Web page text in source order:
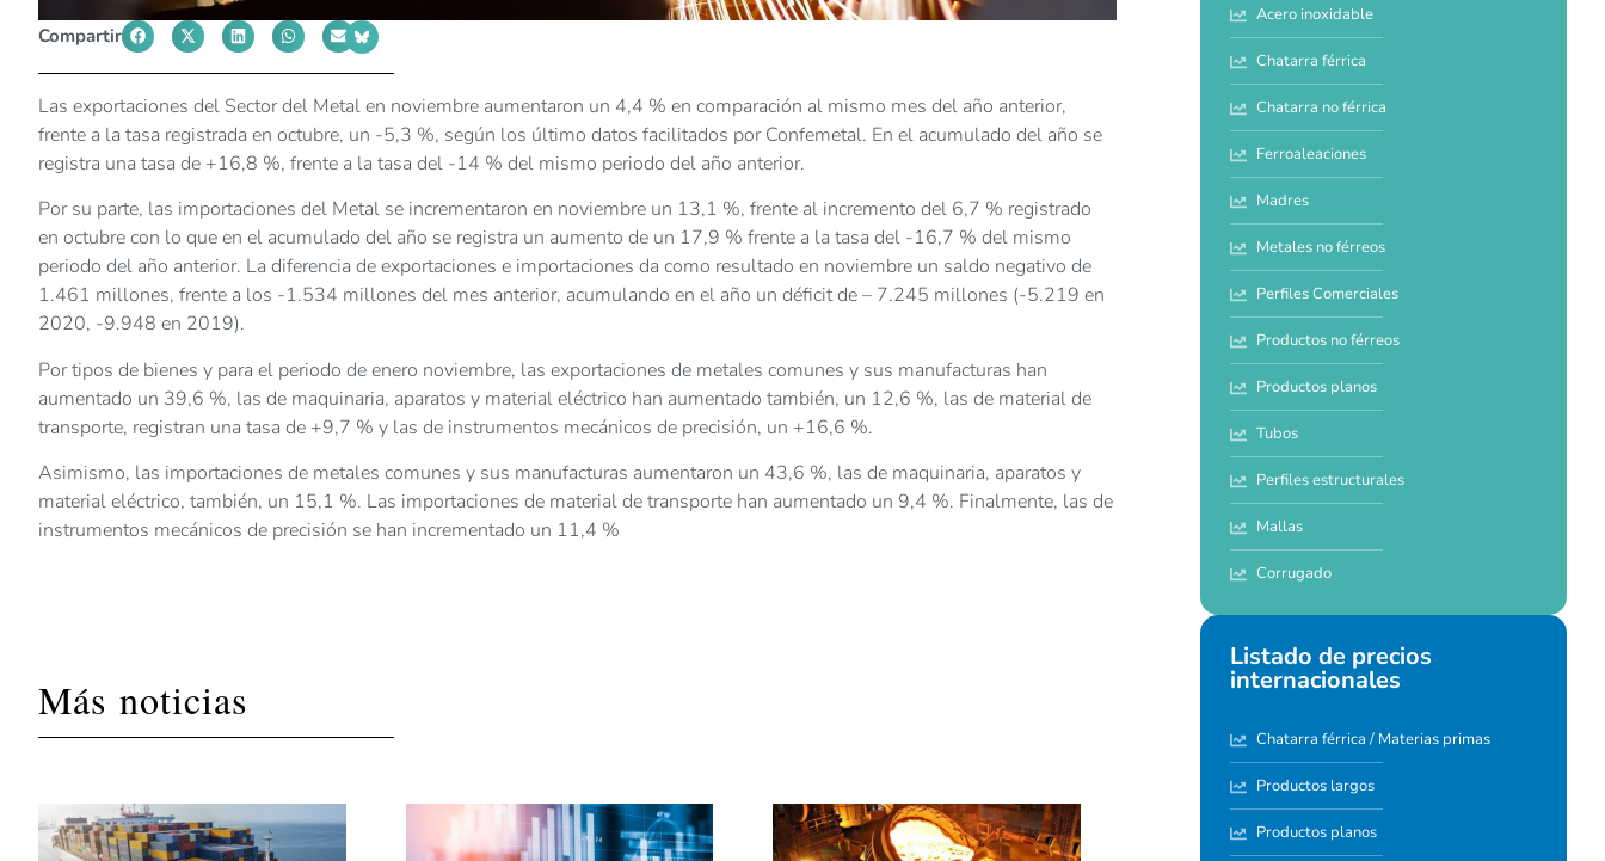
Compartir
Las exportaciones del Sector del Metal en noviembre aumentaron un 4,4 % en comparación al mismo mes del año anterior,
frente a la tasa registrada en octubre, un -5,3 %, según los último datos facilitados por Confemetal. En el acumulado del año se
registra una tasa de +16,8 %, frente a la tasa del -14 % del mismo periodo del año anterior.
Por su parte, las importaciones del Metal se incrementaron en noviembre un 13,1 %, frente al incremento del 6,7 % registrado
en octubre con lo que en el acumulado del año se registra un aumento de un 17,9 % frente a la tasa del -16,7 % del mismo
periodo del año anterior. La diferencia de exportaciones e importaciones da como resultado en noviembre un saldo negativo de
1.461 millones, frente a los -1.534 millones del mes anterior, acumulando en el año un déficit de – 7.245 millones (-5.219 en
2020, -9.948 en 2019).
Por tipos de bienes y para el periodo de enero noviembre, las exportaciones de metales comunes y sus manufacturas han
aumentado un 39,6 %, las de maquinaria, aparatos y material eléctrico han aumentado también, un 12,6 %, las de material de
transporte, registran una tasa de +9,7 % y las de instrumentos mecánicos de precisión, un +16,6 %.
Asimismo, las importaciones de metales comunes y sus manufacturas aumentaron un 43,6 %, las de maquinaria, aparatos y
material eléctrico, también, un 15,1 %. Las importaciones de material de transporte han aumentado un 9,4 %. Finalmente, las de
instrumentos mecánicos de precisión se han incrementado un 11,4 %
Más noticias
Acero inoxidable
Chatarra férrica
Chatarra no férrica
Ferroaleaciones
Madres
Metales no férreos
Perfiles Comerciales
Productos no férreos
Productos planos
Tubos
Perfiles estructurales
Mallas
Corrugado
Listado de precios
internacionales
Chatarra férrica / Materias primas
Productos largos
Productos planos